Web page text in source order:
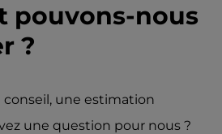
pouvons-nous
?
conseil, une estimation
une question pour nous ?